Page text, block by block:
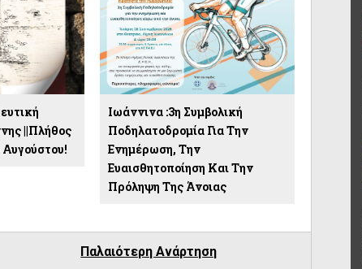
||Πλήθος
Ιωάννινα :3η Συμβολική
Ποδηλατοδρομία Για Την
Ενημέρωση, Την
Ευαισθητοποίηση Και Την
Πρόληψη Της Άνοιας
Παλαιότερη Ανάρτηση